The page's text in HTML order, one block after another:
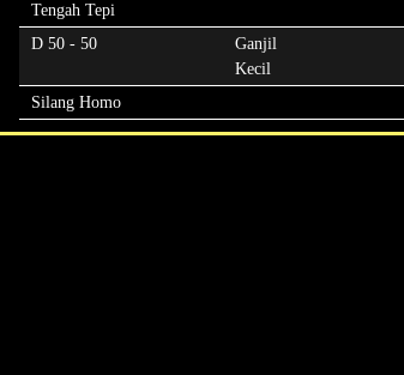
Tengah Tepi
D 50 - 50
Ganjil
Kecil
Silang Homo